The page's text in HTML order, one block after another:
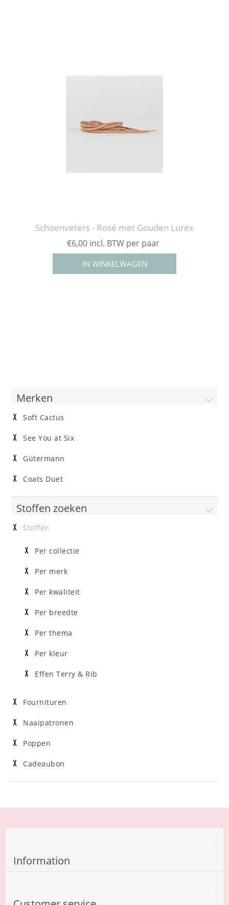
Schoenveters - Rosé met Gouden Lurex
€6,00 incl. BTW per paar
Merken
Soft Cactus
See You at Six
Gütermann
Coats Duet
Stoffen zoeken
Stoffen
Per collectie
Per merk
Per kwaliteit
Per breedte
Per thema
Per kleur
Effen Terry & Rib
Fournituren
Naaipatronen
Poppen
Cadeaubon
Information